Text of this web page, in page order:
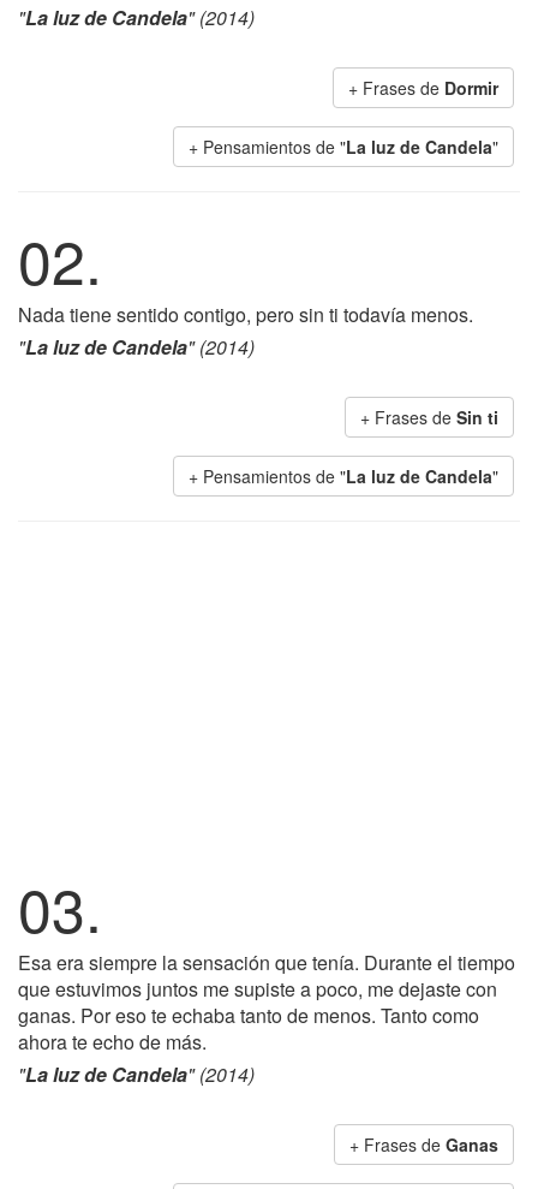
"La luz de Candela" (2014)
+ Frases de Dormir
+ Pensamientos de "La luz de Candela"
02.
Nada tiene sentido contigo, pero sin ti todavía menos.
"La luz de Candela" (2014)
+ Frases de Sin ti
+ Pensamientos de "La luz de Candela"
03.
Esa era siempre la sensación que tenía. Durante el tiempo
que estuvimos juntos me supiste a poco, me dejaste con
ganas. Por eso te echaba tanto de menos. Tanto como
ahora te echo de más.
"La luz de Candela" (2014)
+ Frases de Ganas